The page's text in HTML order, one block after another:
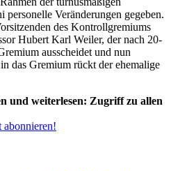
Veränderungen gegeben.
des Kontrollgremiums
Hubert Karl Weiler, der nach 20-
ausscheidet und nun
das Gremium rückt der ehemalige
und weiterlesen: Zugriff zu allen
abonnieren!